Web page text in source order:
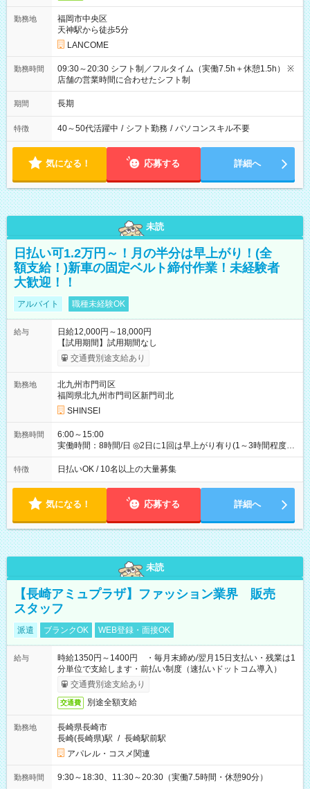
勤務地
福岡市中央区
天神駅から徒歩5分
LANCOME
勤務時間
09:30～20:30 シフト制／フルタイム（実働7.5h＋休憩1.5h） ※
店舗の営業時間に合わせたシフト制
期間 長期
特徴 40～50代活躍中 / シフト勤務 / パソコンスキル不要
気になる！ 応募する 詳細へ
未読
日払い可1.2万円～！月の半分は早上がり！(全
額支給！)新車の固定ベルト締付作業！未経験者
大歓迎！！
アルバイト 職種未経験OK
給与
日給12,000円～18,000円
【試用期間】試用期間なし
交通費別途支給あり
勤務地
北九州市門司区
福岡県北九州市門司区新門司北
SHINSEI
勤務時間
6:00～15:00
実働時間：8時間/日 ◎2日に1回は早上がり有り(1～3時間程度)
◎月残業5～10時間程度
特徴 日払いOK / 10名以上の大量募集
気になる！ 応募する 詳細へ
未読
【長崎アミュプラザ】ファッション業界 販売
スタッフ
派遣 ブランクOK WEB登録・面接OK
給与
時給1350円～1400円 ・毎月末締め/翌月15日支払い・残業は1
分単位で支給します・前払い制度（速払いドットコム導入）
交通費別途支給あり
交通費 別途全額支給
勤務地
長崎県長崎市
長崎(長崎県)駅 / 長崎駅前駅
アパレル・コスメ関連
勤務時間 9:30～18:30、11:30～20:30（実働7.5時間・休憩90分）